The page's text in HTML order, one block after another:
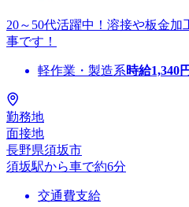
20～50代活躍中！溶接や板金
事です！
軽作業・製造系時給1,340
勤務地
面接地
長野県須坂市
須坂駅から車で約6分
交通費支給